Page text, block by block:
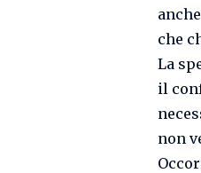
che
La
il
non